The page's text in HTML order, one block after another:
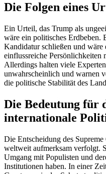
Die Folgen eines
Ein Urteil, das Trump als
wäre ein politisches Erdbeben.
Kandidatur schließen und wäre
einflussreiche Persönlichkeiten
Allerdings halten viele
unwahrscheinlich und warnen
die politische Stabilität des
Die Bedeutung für
internationale
Die Entscheidung des
weltweit aufmerksam verfolgt.
Umgang mit Populisten und
Institutionen haben. In einer